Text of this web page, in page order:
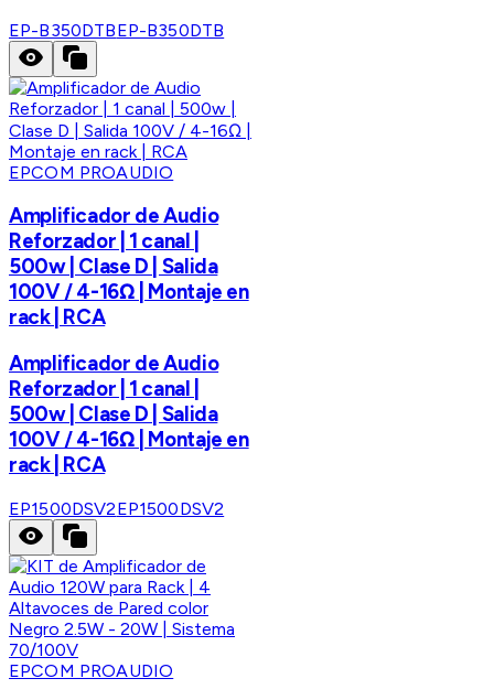
EP-B350DTBEP-B350DTB
EPCOM PROAUDIO
Amplificador de Audio
Reforzador | 1 canal |
500w | Clase D | Salida
100V / 4-16Ω | Montaje en
rack | RCA
Amplificador de Audio
Reforzador | 1 canal |
500w | Clase D | Salida
100V / 4-16Ω | Montaje en
rack | RCA
EP1500DSV2EP1500DSV2
EPCOM PROAUDIO